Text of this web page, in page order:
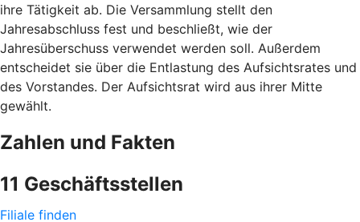
ihre Tätigkeit ab. Die Versammlung stellt den
Jahresabschluss fest und beschließt, wie der
Jahresüberschuss verwendet werden soll. Außerdem
entscheidet sie über die Entlastung des Aufsichtsrates und
des Vorstandes. Der Aufsichtsrat wird aus ihrer Mitte
gewählt.
Zahlen und Fakten
11 Geschäftsstellen
Filiale finden